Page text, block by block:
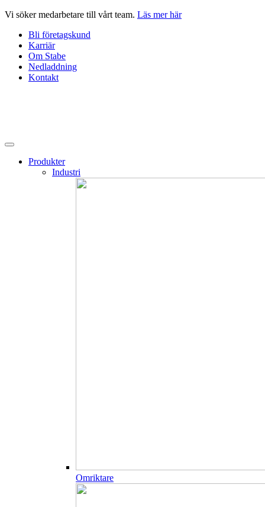
Hoppa
innehåll
Vi söker medarbetare till vårt team. Läs mer här
Bli företagskund
Karriär
Om Stabe
Nedladdning
Kontakt
Produkter
Industri
Omriktare